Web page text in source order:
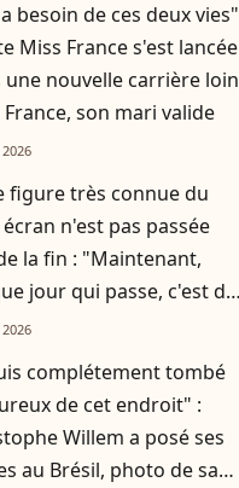
besoin de ces deux vies"
Miss France s'est lancée
une nouvelle carrière loin
France, son mari valide
figure très connue du
n'est pas passée
la fin : "Maintenant,
jour qui passe, c'est du
complétement tombé
de cet endroit" :
Willem a posé ses
au Brésil, photo de sa